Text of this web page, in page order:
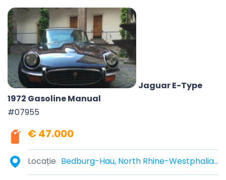
Jaguar E-Type
1972 Gasoline Manual
#07955
€ 47.000
Locație Bedburg-Hau, North Rhine-Westphalia, Germany